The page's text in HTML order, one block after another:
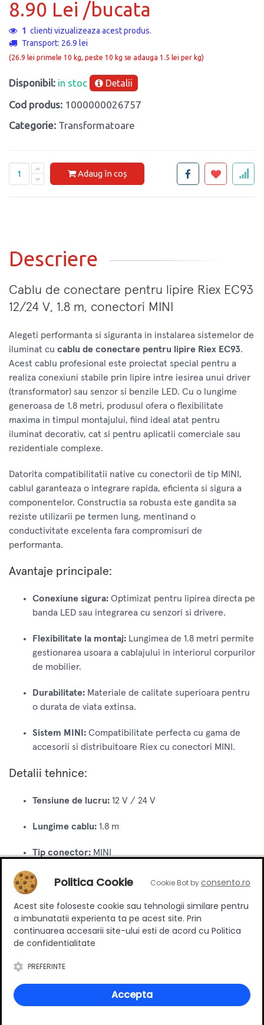
8.90 Lei /bucata
1 clienti vizualizeaza acest produs.
Transport: 26.9 lei
(26.9 lei primele 10 kg, peste 10 kg se adauga 1.5 lei per kg)
Disponibil: in stoc Detalii
Cod produs: 1000000026757
Categorie: Transformatoare
Adaug în coș
Descriere
Cablu de conectare pentru lipire Riex EC93
12/24 V, 1.8 m, conectori MINI
Alegeti performanta si siguranta in instalarea sistemelor de
iluminat cu cablu de conectare pentru lipire Riex EC93.
Acest cablu profesional este proiectat special pentru a
realiza conexiuni stabile prin lipire intre iesirea unui driver
(transformator) sau senzor si benzile LED. Cu o lungime
generoasa de 1.8 metri, produsul ofera o flexibilitate
maxima in timpul montajului, fiind ideal atat pentru
iluminat decorativ, cat si pentru aplicatii comerciale sau
rezidentiale complexe.
Datorita compatibilitatii native cu conectorii de tip MINI,
cablul garanteaza o integrare rapida, eficienta si sigura a
componentelor. Constructia sa robusta este gandita sa
reziste utilizarii pe termen lung, mentinand o
conductivitate excelenta fara compromisuri de
performanta.
Avantaje principale:
Conexiune sigura: Optimizat pentru lipirea directa pe
banda LED sau integrarea cu senzori si drivere.
Flexibilitate la montaj: Lungimea de 1.8 metri permite
gestionarea usoara a cablajului in interiorul corpurilor
de mobilier.
Durabilitate: Materiale de calitate superioara pentru
o durata de viata extinsa.
Sistem MINI: Compatibilitate perfecta cu gama de
accesorii si distribuitoare Riex cu conectori MINI.
Detalii tehnice:
Tensiune de lucru: 12 V / 24 V
Lungime cablu: 1.8 m
Tip conector: MINI
Utilizare:Conectare prin lipire pentru benzi LED
Review-uri
Spune-ți părerea acordând o nota produsului
Politica Cookie Cookie Bot byconsento.ro
Acest site foloseste cookie sau tehnologii similare pentru
a imbunatatii experienta ta pe acest site. Prin
continuarea accesarii site-ului esti de acord cu Politica
de confidentialitate
PREFERINTE
Accepta